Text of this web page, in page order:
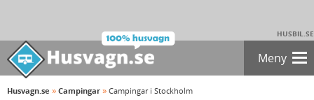
HUSBIL.SE
Meny
Husvagn.se » Campingar » Campingar i Stockholm